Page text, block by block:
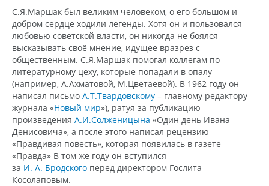
С.Я.Маршак был великим человеком, о его большом и
добром сердце ходили легенды. Хотя он и пользовался
любовью советской власти, он никогда не боялся
высказывать своё мнение, идущее вразрез с
общественным. С.Я.Маршак помогал коллегам по
литературному цеху, которые попадали в опалу
(например, А.Ахматовой, М.Цветаевой). В 1962 году он
написал письмо А.Т.Твардовскому – главному редактору
журнала «Новый мир»), ратуя за публикацию
произведения А.И.Солженицына «Один день Ивана
Денисовича», а после этого написал рецензию
«Правдивая повесть», которая появилась в газете
«Правда» В том же году он вступился
за И. А. Бродского перед директором Гослита
Косолаповым.